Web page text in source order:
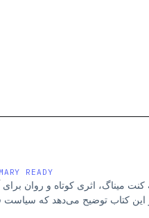
READY
میناگ، اثری کوتاه و روان برای
کتاب توضیح می‌دهد که سیاست